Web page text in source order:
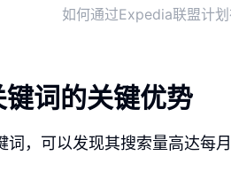
如何通过Expedia联盟计
词的关键优势
词，可以发现其搜索量高达每